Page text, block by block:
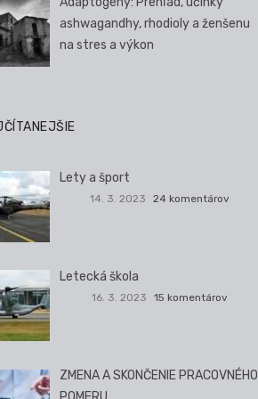
ashwagandhy, rhodioly a ženšenu
na stres a výkon
Lety a šport
14. 3. 2023 24 komentárov
Letecká škola
16. 3. 2023 15 komentárov
ZMENA A SKONČENIE PRACOVNÉHO